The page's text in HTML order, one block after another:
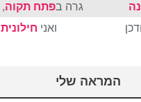
גרה בפתח תקוה,
ואני חילונית
המראה שלי